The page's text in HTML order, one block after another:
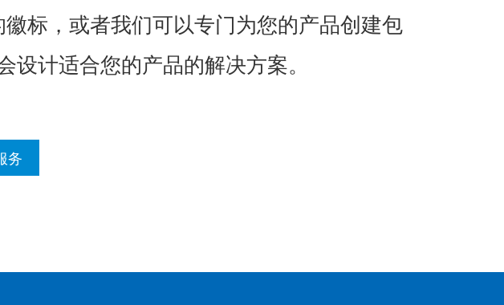
标，或者我们可以专门为您的产品创建包
计适合您的产品的解决方案。
务